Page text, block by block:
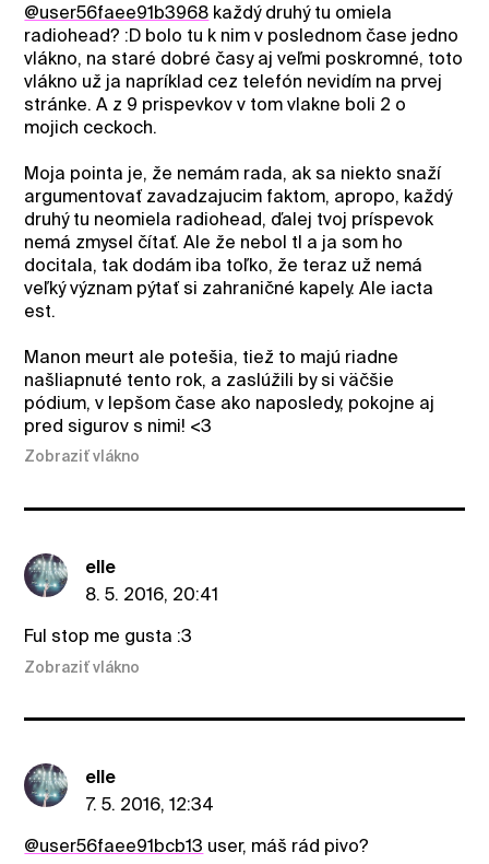
@user56faee91b3968 každý druhý tu omiela
radiohead? :D bolo tu k nim v poslednom čase jedno
vlákno, na staré dobré časy aj veľmi poskromné, toto
vlákno už ja napríklad cez telefón nevidím na prvej
stránke. A z 9 prispevkov v tom vlakne boli 2 o
mojich ceckoch.
Moja pointa je, že nemám rada, ak sa niekto snaží
argumentovať zavadzajucim faktom, apropo, každý
druhý tu neomiela radiohead, ďalej tvoj príspevok
nemá zmysel čítať. Ale že nebol tl a ja som ho
docitala, tak dodám iba toľko, že teraz už nemá
veľký význam pýtať si zahraničné kapely. Ale iacta
est.
Manon meurt ale potešia, tiež to majú riadne
našliapnuté tento rok, a zaslúžili by si väčšie
pódium, v lepšom čase ako naposledy, pokojne aj
pred sigurov s nimi! <3
Zobraziť vlákno
elle
8. 5. 2016, 20:41
Ful stop me gusta :3
Zobraziť vlákno
elle
7. 5. 2016, 12:34
@user56faee91bcb13 user, máš rád pivo?